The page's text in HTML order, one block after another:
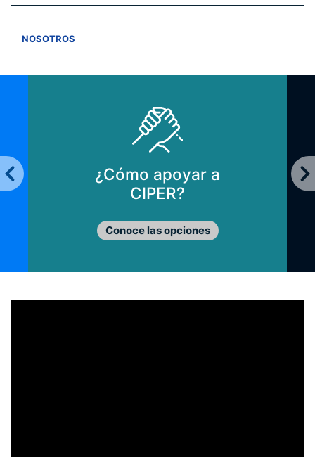
NOSOTROS
¿Cómo apoyar a
CIPER?
Conoce las opciones